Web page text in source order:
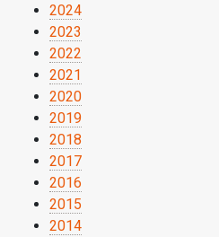
2024
2023
2022
2021
2020
2019
2018
2017
2016
2015
2014